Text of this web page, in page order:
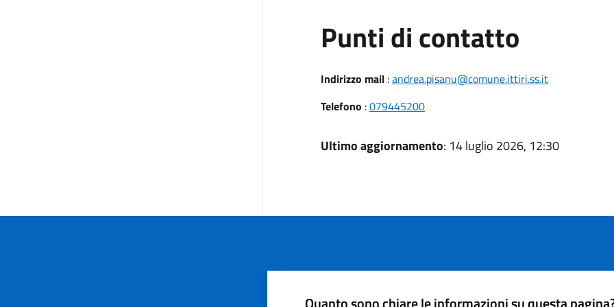
Punti di contatto
Indirizzo mail:andrea.pisanu@comune.ittiri.ss.it
Telefono :079445200
Ultimo aggiornamento: 14 luglio 2026, 12:30